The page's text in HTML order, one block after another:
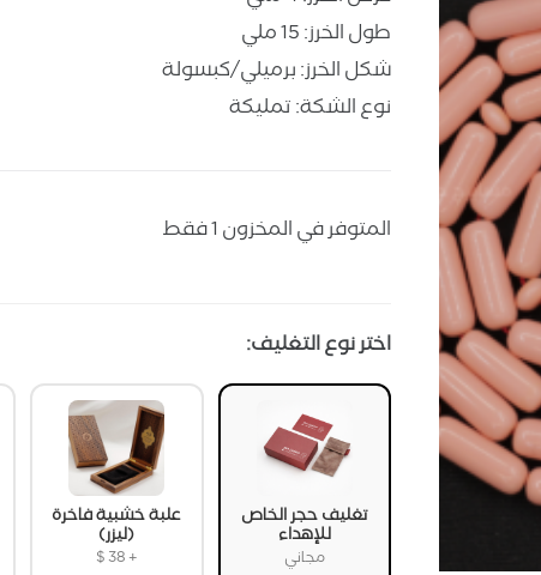
طول الخرز: 15 ملي
شكل الخرز: برميلي/كبسولة
نوع الشكة: تمليكة
المتوفر في المخزون 1 فقط
اختر نوع التغليف:
تغليف حجر الخاص
للإهداء
مجاني
علبة خشبية فاخرة
(ليزر)
+
$38